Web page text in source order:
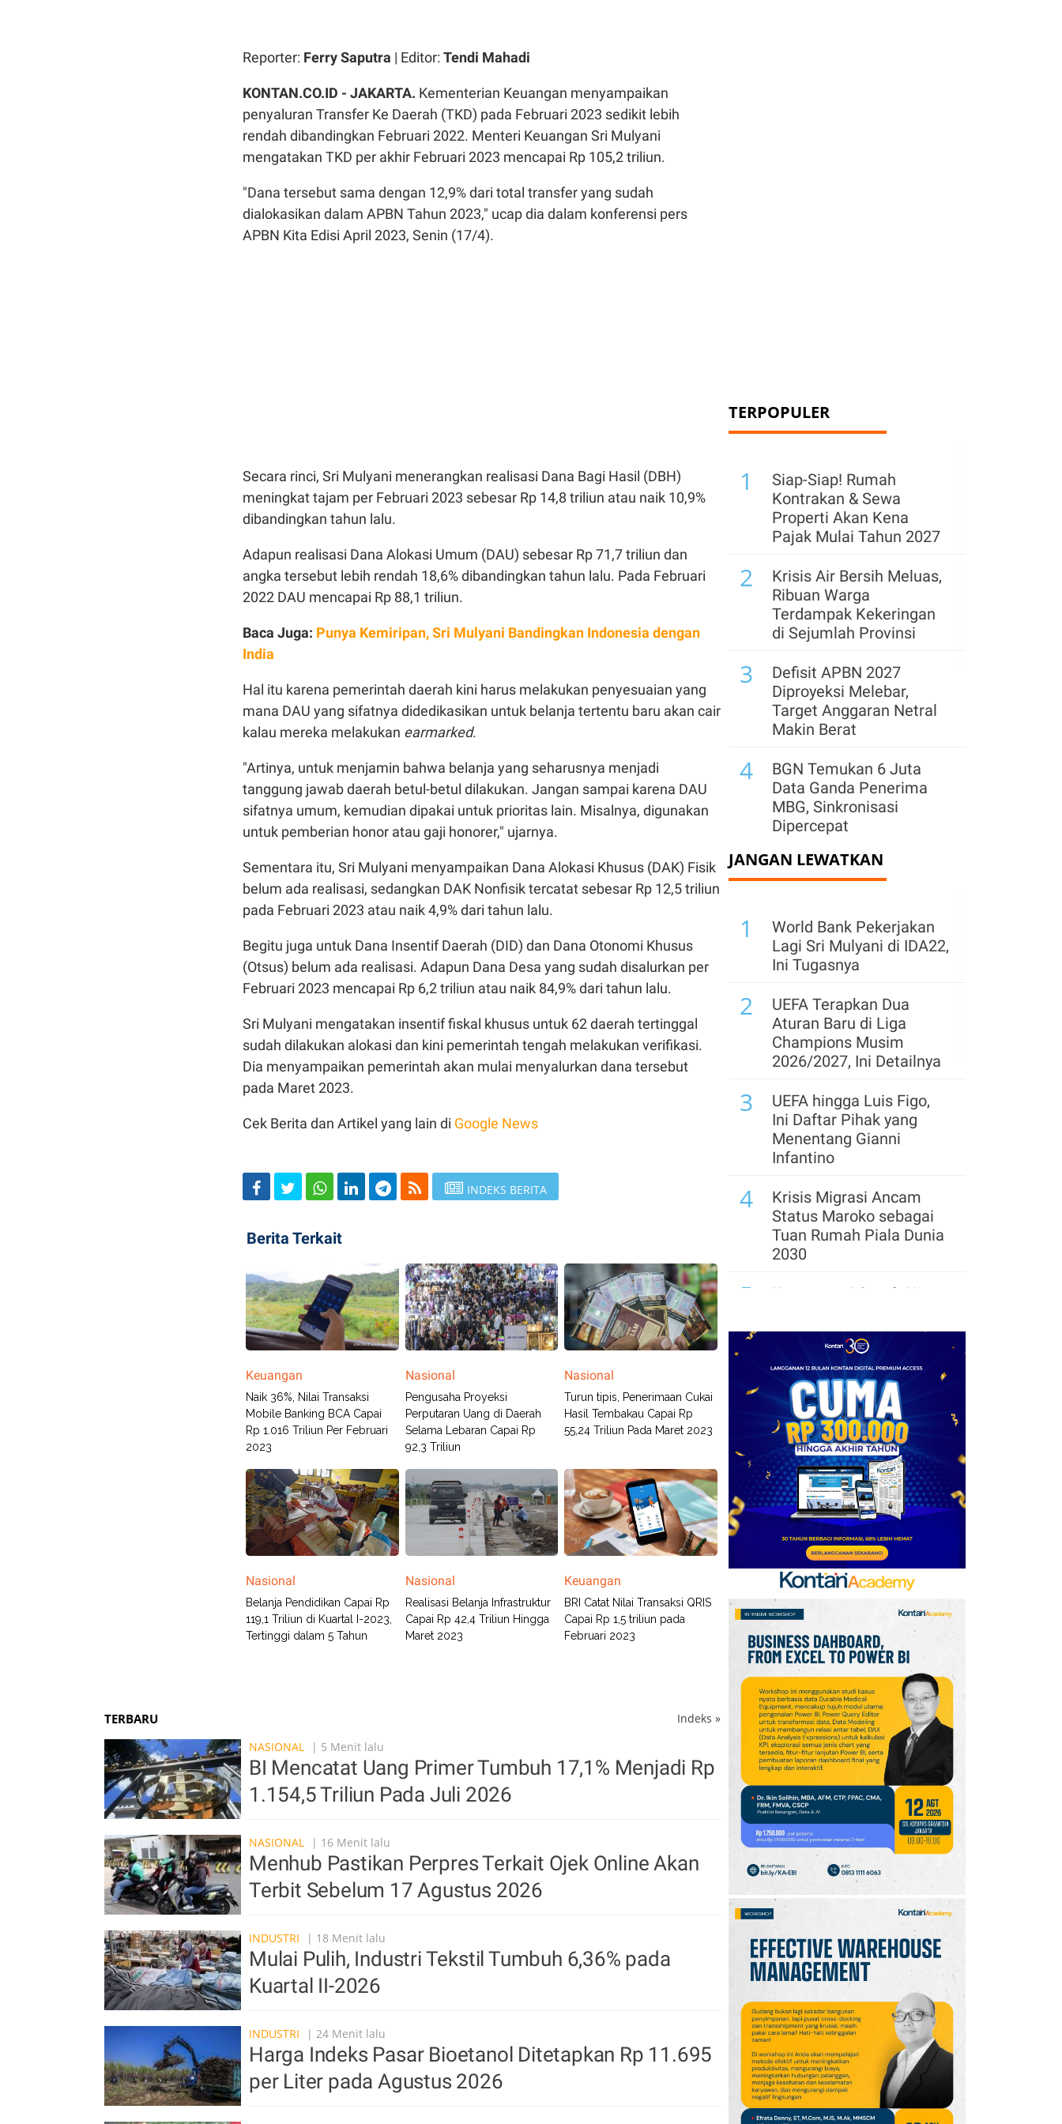
Reporter: Ferry Saputra | Editor: Tendi Mahadi
KONTAN.CO.ID - JAKARTA. Kementerian Keuangan menyampaikan
penyaluran Transfer Ke Daerah (TKD) pada Februari 2023 sedikit lebih
rendah dibandingkan Februari 2022. Menteri Keuangan Sri Mulyani
mengatakan TKD per akhir Februari 2023 mencapai Rp 105,2 triliun.
"Dana tersebut sama dengan 12,9% dari total transfer yang sudah
dialokasikan dalam APBN Tahun 2023," ucap dia dalam konferensi pers
APBN Kita Edisi April 2023, Senin (17/4).
Secara rinci, Sri Mulyani menerangkan realisasi Dana Bagi Hasil (DBH)
meningkat tajam per Februari 2023 sebesar Rp 14,8 triliun atau naik 10,9%
dibandingkan tahun lalu.
Adapun realisasi Dana Alokasi Umum (DAU) sebesar Rp 71,7 triliun dan
angka tersebut lebih rendah 18,6% dibandingkan tahun lalu. Pada Februari
2022 DAU mencapai Rp 88,1 triliun.
Baca Juga: Punya Kemiripan, Sri Mulyani Bandingkan Indonesia dengan
India
Hal itu karena pemerintah daerah kini harus melakukan penyesuaian yang
mana DAU yang sifatnya didedikasikan untuk belanja tertentu baru akan cair
kalau mereka melakukan earmarked.
"Artinya, untuk menjamin bahwa belanja yang seharusnya menjadi
tanggung jawab daerah betul-betul dilakukan. Jangan sampai karena DAU
sifatnya umum, kemudian dipakai untuk prioritas lain. Misalnya, digunakan
untuk pemberian honor atau gaji honorer," ujarnya.
Sementara itu, Sri Mulyani menyampaikan Dana Alokasi Khusus (DAK) Fisik
belum ada realisasi, sedangkan DAK Nonfisik tercatat sebesar Rp 12,5 triliun
pada Februari 2023 atau naik 4,9% dari tahun lalu.
Begitu juga untuk Dana Insentif Daerah (DID) dan Dana Otonomi Khusus
(Otsus) belum ada realisasi. Adapun Dana Desa yang sudah disalurkan per
Februari 2023 mencapai Rp 6,2 triliun atau naik 84,9% dari tahun lalu.
Sri Mulyani mengatakan insentif fiskal khusus untuk 62 daerah tertinggal
sudah dilakukan alokasi dan kini pemerintah tengah melakukan verifikasi.
Dia menyampaikan pemerintah akan mulai menyalurkan dana tersebut
pada Maret 2023.
Cek Berita dan Artikel yang lain di Google News
INDEKS BERITA
Berita Terkait
Keuangan
Naik 36%, Nilai Transaksi
Mobile Banking BCA Capai
Rp 1.016 Triliun Per Februari
2023
Nasional
Pengusaha Proyeksi
Perputaran Uang di Daerah
Selama Lebaran Capai Rp
92,3 Triliun
Nasional
Turun tipis, Penerimaan Cukai
Hasil Tembakau Capai Rp
55,24 Triliun Pada Maret 2023
Nasional
Belanja Pendidikan Capai Rp
119,1 Triliun di Kuartal I-2023,
Tertinggi dalam 5 Tahun
Nasional
Realisasi Belanja Infrastruktur
Capai Rp 42,4 Triliun Hingga
Maret 2023
Keuangan
BRI Catat Nilai Transaksi QRIS
Capai Rp 1,5 triliun pada
Februari 2023
TERBARU Indeks »
NASIONAL
| 5 Menit lalu
BI Mencatat Uang Primer Tumbuh 17,1% Menjadi Rp
1.154,5 Triliun Pada Juli 2026
NASIONAL | 16 Menit lalu
Menhub Pastikan Perpres Terkait Ojek Online Akan
Terbit Sebelum 17 Agustus 2026
INDUSTRI | 18 Menit lalu
Mulai Pulih, Industri Tekstil Tumbuh 6,36% pada
Kuartal II-2026
INDUSTRI | 24 Menit lalu
Harga Indeks Pasar Bioetanol Ditetapkan Rp 11.695
per Liter pada Agustus 2026
TERPOPULER
1
Siap-Siap! Rumah
Kontrakan & Sewa
Properti Akan Kena
Pajak Mulai Tahun 2027
2
Krisis Air Bersih Meluas,
Ribuan Warga
Terdampak Kekeringan
di Sejumlah Provinsi
3
Defisit APBN 2027
Diproyeksi Melebar,
Target Anggaran Netral
Makin Berat
4
BGN Temukan 6 Juta
Data Ganda Penerima
MBG, Sinkronisasi
Dipercepat
5
Ekonomi RI Tertinggal di
ASEAN, Investasi Jadi
Pertumbuhan 6%
Resmi, Ini Link Download
Logo HUT Ke-81 RI PNG
Resmi & Pedoman
Penggunaannya
Kementerian ESDM
96,26 Triliun hingga Juli
2026
JANGAN LEWATKAN
1
World Bank Pekerjakan
Lagi Sri Mulyani di IDA22,
Ini Tugasnya
2
UEFA Terapkan Dua
Aturan Baru di Liga
Champions Musim
2026/2027, Ini Detailnya
3
UEFA hingga Luis Figo,
Ini Daftar Pihak yang
Menentang Gianni
Infantino
4
Krisis Migrasi Ancam
Status Maroko sebagai
Tuan Rumah Piala Dunia
2030
5
Kontroversi Coach Hong
Polisi Geledah Federasi
Sepak Bola Korsel
6
Arsenal Perpanjang
Kerja Sama dengan
Emirates hingga 2033, Ini
Detail Kemitraannya
7
FIFA Akhirnya Cairkan
Hadiah Timnas Yordania
yang Tertunda 8 Bulan
8
Cek Kode Redeem EA FC
Mobile Update 7 Agustus
2026: Klaim Ribuan
Gems Gratis!
9
Promo JSM Alfamart 7–
9 Agustus 2026, Minyak
Goreng 2 Liter Mulai
Rp41.500
10 Jadwal Perempat Final
GOTF MLBB 2026: ONIC
dan Vitality Bersiap
Amankan Semifinal